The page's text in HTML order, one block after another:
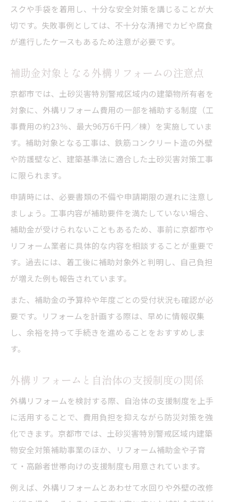
スクや手袋を着用し、十分な安全対策を講じることが大
切です。失敗事例としては、不十分な清掃でカビや腐食
が進行したケースもあるため注意が必要です。
補助金対象となる外構リフォームの注意点
京都市では、土砂災害特別警戒区域内の建築物所有者を
対象に、外構リフォーム費用の一部を補助する制度（工
事費用の約23％、最大96万6千円／棟）を実施していま
す。補助対象となる工事は、鉄筋コンクリート造の外壁
や防護壁など、建築基準法に適合した土砂災害対策工事
に限られます。
申請時には、必要書類の不備や申請期限の遅れに注意し
ましょう。工事内容が補助要件を満たしていない場合、
補助金が受けられないこともあるため、事前に京都市や
リフォーム業者に具体的な内容を相談することが重要で
す。過去には、着工後に補助対象外と判明し、自己負担
が増えた例も報告されています。
また、補助金の予算枠や年度ごとの受付状況も確認が必
要です。リフォームを計画する際は、早めに情報収集
し、余裕を持って手続きを進めることをおすすめしま
す。
外構リフォームと自治体の支援制度の関係
外構リフォームを検討する際、自治体の支援制度を上手
に活用することで、費用負担を抑えながら防災対策を強
化できます。京都市では、土砂災害特別警戒区域内建築
物安全対策補助事業のほか、リフォーム補助金や子育
て・高齢者世帯向けの支援制度も用意されています。
例えば、外構リフォームとあわせて水回りや外壁の改修